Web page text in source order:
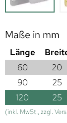
Maße in mm
Länge
60
20
90
25
120
25
(inkl. MwSt., zzgl.